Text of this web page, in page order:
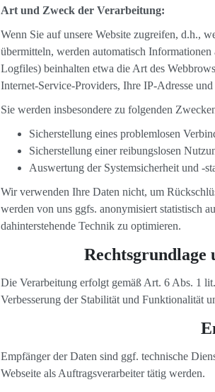
Art und Zweck der Verarbeitung:
Wenn Sie auf unsere Website zugreifen, d.h.,
übermitteln, werden automatisch
Logfiles) beinhalten etwa die Art des
Internet-Service-Providers, Ihre IP-Adresse
Sie werden insbesondere zu folgenden
Sicherstellung eines problemlosen
Sicherstellung einer reibungslosen
Auswertung der Systemsicherheit und -
Wir verwenden Ihre Daten nicht, um
werden von uns ggfs. anonymisiert statistisch
dahinterstehende Technik zu optimieren.
Rechtsgrundlage
Die Verarbeitung erfolgt gemäß Art. 6 Abs. 1
Verbesserung der Stabilität und Funktionalität
Empfänger der Daten sind ggf. technische
Webseite als Auftragsverarbeiter tätig werden.